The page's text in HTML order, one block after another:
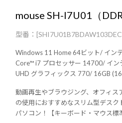
mouse SH-I7U01（
Windows 11 Home 64ビット/ インテル®
Core™ i7 プロセッサー 14700/ インテル®
UHD グラフィックス 770/ 16GB (16GB×1 /
Gen4×4)/ Wi-Fi 6E( 最大2.4Gbps )対応 IEEE
802.11 ax/ac/a/b/g/n準拠 ＋
蔵/ 3年間センドバック修理保証・24時間
動画再生やブラウジング、オフィス
の使用におすすめなスリム型デスク
パソコン！【キーボード・マウス標